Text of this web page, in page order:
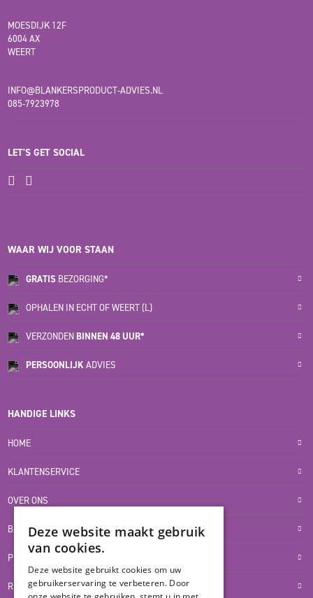
MOESDIJK 12F
6004 AX
WEERT
INFO@BLANKERSPRODUCT-ADVIES.NL
085-7923978
LET'S GET SOCIAL
WAAR WIJ VOOR STAAN
GRATIS BEZORGING*
OPHALEN IN ECHT OF WEERT (L)
VERZONDEN BINNEN 48 UUR*
PERSOONLIJKADVIES
HANDIGE LINKS
HOME
KLANTENSERVICE
OVER ONS
BLOG
PRIVACYVERKLARING
RETOUR- EN TERUGBETALINGSBELEID
Deze website maakt gebruik
van cookies.
Deze website gebruikt cookies om uw
gebruikerservaring te verbeteren. Door